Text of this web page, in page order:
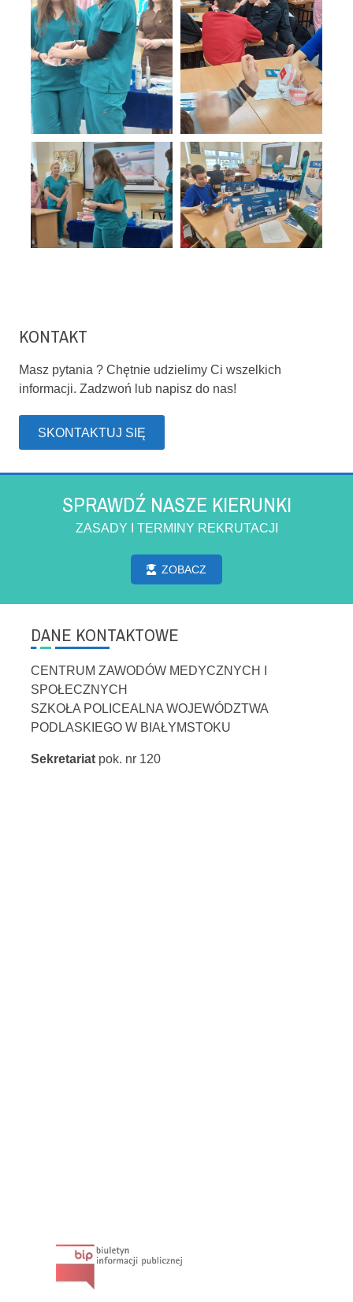
KONTAKT
Masz pytania ? Chętnie udzielimy Ci wszelkich
informacji. Zadzwoń lub napisz do nas!
SKONTAKTUJ SIĘ
SPRAWDŹ NASZE KIERUNKI
ZASADY I TERMINY REKRUTACJI
ZOBACZ
DANE KONTAKTOWE
CENTRUM ZAWODÓW MEDYCZNYCH I
SPOŁECZNYCH
SZKOŁA POLICEALNA WOJEWÓDZTWA
PODLASKIEGO W BIAŁYMSTOKU
Sekretariat pok. nr 120